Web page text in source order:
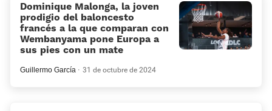
Dominique Malonga, la joven
prodigio del baloncesto
francés a la que comparan con
Wembanyama pone Europa a
sus pies con un mate
Guillermo García 31 de octubre de 2024